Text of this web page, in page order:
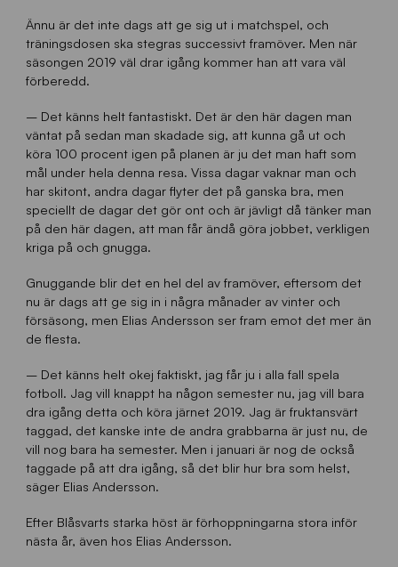
Ännu är det inte dags att ge sig ut i matchspel, och
träningsdosen ska stegras successivt framöver. Men när
säsongen 2019 väl drar igång kommer han att vara väl
förberedd.
– Det känns helt fantastiskt. Det är den här dagen man
väntat på sedan man skadade sig, att kunna gå ut och
köra 100 procent igen på planen är ju det man haft som
mål under hela denna resa. Vissa dagar vaknar man och
har skitont, andra dagar flyter det på ganska bra, men
speciellt de dagar det gör ont och är jävligt då tänker man
på den här dagen, att man får ändå göra jobbet, verkligen
kriga på och gnugga.
Gnuggande blir det en hel del av framöver, eftersom det
nu är dags att ge sig in i några månader av vinter och
försäsong, men Elias Andersson ser fram emot det mer än
de flesta.
– Det känns helt okej faktiskt, jag får ju i alla fall spela
fotboll. Jag vill knappt ha någon semester nu, jag vill bara
dra igång detta och köra järnet 2019. Jag är fruktansvärt
taggad, det kanske inte de andra grabbarna är just nu, de
vill nog bara ha semester. Men i januari är nog de också
taggade på att dra igång, så det blir hur bra som helst,
säger Elias Andersson.
Efter Blåsvarts starka höst är förhoppningarna stora inför
nästa år, även hos Elias Andersson.